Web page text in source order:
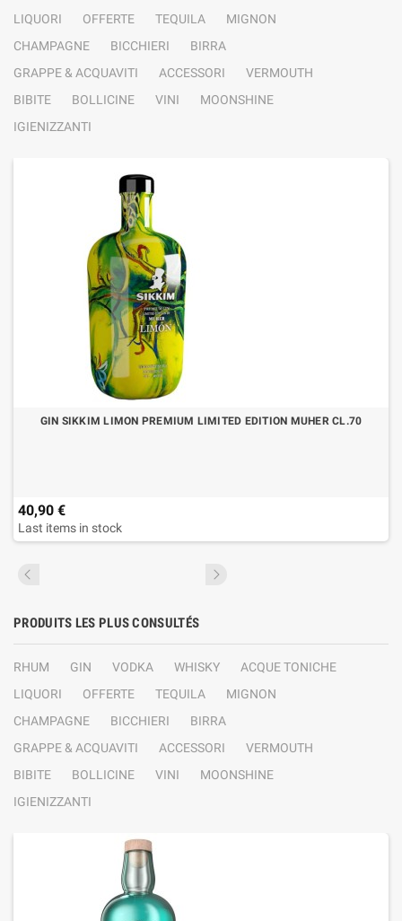
LIQUORI
OFFERTE TEQUILA
MIGNON
CHAMPAGNE
BICCHIERI
BIRRA
GRAPPE & ACQUAVITI
ACCESSORI
VERMOUTH
BIBITE
BOLLICINE VINI
MOONSHINE
IGIENIZZANTI
GIN SIKKIM LIMON PREMIUM LIMITED EDITION MUHER CL.70
40,90 €
Last items in stock
PRODUITS LES PLUS CONSULTÉS
RHUM GIN VODKA WHISKY
ACQUE TONICHE
LIQUORI
OFFERTE TEQUILA
MIGNON
CHAMPAGNE
BICCHIERI
BIRRA
GRAPPE & ACQUAVITI
ACCESSORI
VERMOUTH
BIBITE
BOLLICINE VINI
MOONSHINE
IGIENIZZANTI